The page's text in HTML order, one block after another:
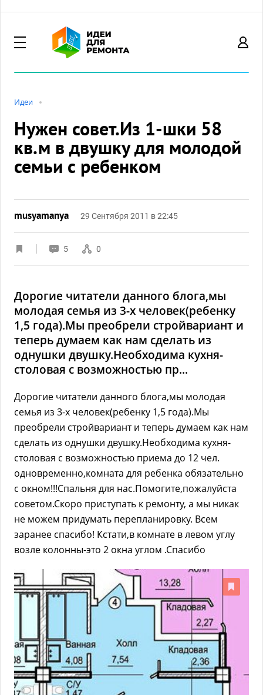
Идеи
Нужен совет.Из 1-шки 58
кв.м в двушку для молодой
семьи с ребенком
musyamanya 29 Сентября 2011 в 22:45
5 0
Дорогие читатели данного блога,мы
молодая семья из 3-х человек(ребенку
1,5 года).Мы преобрели стройвариант и
теперь думаем как нам сделать из
однушки двушку.Необходима кухня-
столовая с возможностью пр...
Дорогие читатели данного блога,мы молодая
семья из 3-х человек(ребенку 1,5 года).Мы
преобрели стройвариант и теперь думаем как нам
сделать из однушки двушку.Необходима кухня-
столовая с возможностью приема до 12 чел.
одновременно,комната для ребенка обязательно
с окном!!!Спальня для нас.Помогите,пожалуйста
советом.Скоро приступать к ремонту, а мы никак
не можем придумать перепланировку. Всем
заранее спасибо! Кстати,в комнате в левом углу
возле колонны-это 2 окна углом .Спасибо